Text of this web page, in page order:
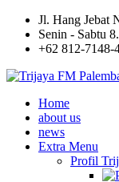
Jl. Hang Jebat
Senin - Sabtu
+62 812-7148-
Home
about us
news
Extra Menu
Profil